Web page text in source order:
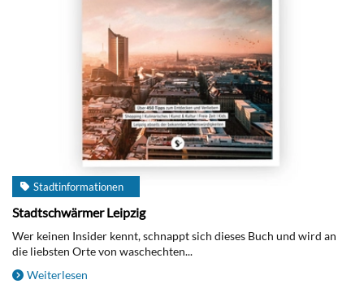
Stadtinformationen
Stadtschwärmer Leipzig
Wer keinen Insider kennt, schnappt sich dieses Buch und wird an
die liebsten Orte von waschechten...
Weiterlesen